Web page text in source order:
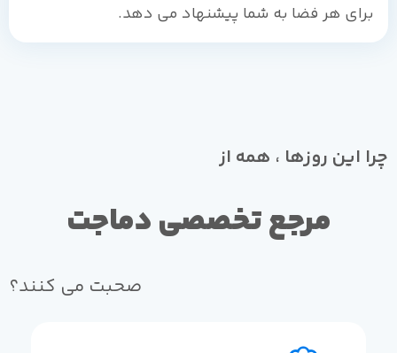
برای هر فضا به شما پیشنهاد می دهد.
چرا این روزها ، همه از
مرجع تخصصی دماجت
صحبت می کنند؟